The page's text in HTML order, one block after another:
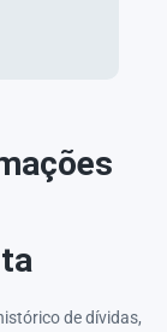
de dívidas,